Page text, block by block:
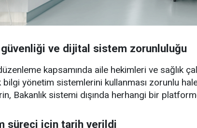
ve dijital sistem zorunluluğu
kapsamında aile hekimleri ve sağlık
bilgi yönetim sistemlerini kullanması zorunlu
Bakanlık sistemi dışında herhangi bir
süreci için tarih verildi